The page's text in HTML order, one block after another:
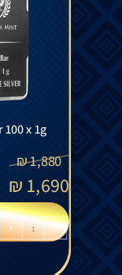
x 1g
1,880
₪
1,690
₪
-
+